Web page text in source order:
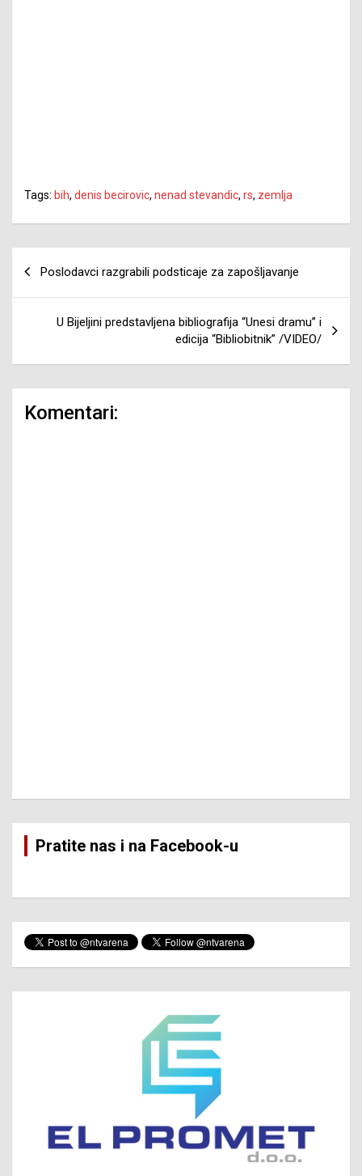
Tags: bih, denis becirovic, nenad stevandic, rs, zemlja
Poslodavci razgrabili podsticaje za zapošljavanje
U Bijeljini predstavljena bibliografija “Unesi dramu” i
edicija “Bibliobitnik” /VIDEO/
Komentari:
Pratite nas i na Facebook-u